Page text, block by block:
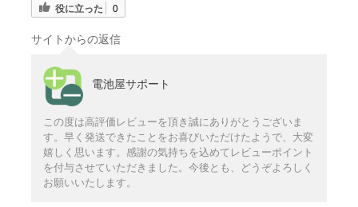
役に立った 0
サイトからの返信
電池屋サポート
この度は高評価レビューを頂き誠にありがとうございま
す。早く発送できたことをお喜びいただけたようで、大変
嬉しく思います。感謝の気持ちを込めてレビューポイント
を付与させていただきました。今後とも、どうぞよろしく
お願いいたします。